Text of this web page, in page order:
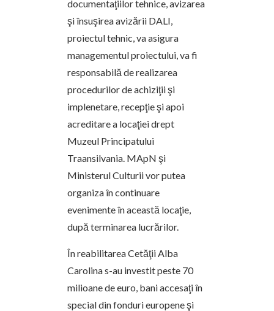
documentaţiilor tehnice, avizarea
şi însuşirea avizării DALI,
proiectul tehnic, va asigura
managementul proiectului, va fi
responsabilă de realizarea
procedurilor de achiziţii şi
implenetare, recepţie şi apoi
acreditare a locaţiei drept
Muzeul Principatului
Traansilvania. MApN şi
Ministerul Culturii vor putea
organiza în continuare
evenimente în această locaţie,
după terminarea lucrărilor.
În reabilitarea Cetăţii Alba
Carolina s-au investit peste 70
milioane de euro, bani accesaţi în
special din fonduri europene şi